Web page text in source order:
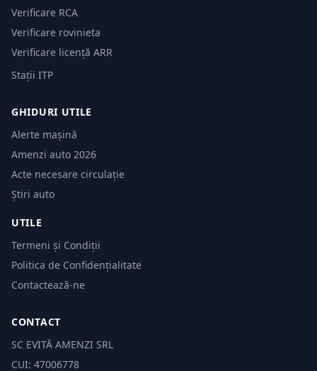
Verificare RCA
Verificare rovinieta
Verificare licență ARR
Stații ITP
GHIDURI UTILE
Alerte mașină
Amenzi auto 2026
Acte necesare circulație
Știri auto
UTILE
Termeni și Condiții
Politica de Confidențialitate
Contactează-ne
CONTACT
SC EVITĂ AMENZI SRL
CUI: 47006778